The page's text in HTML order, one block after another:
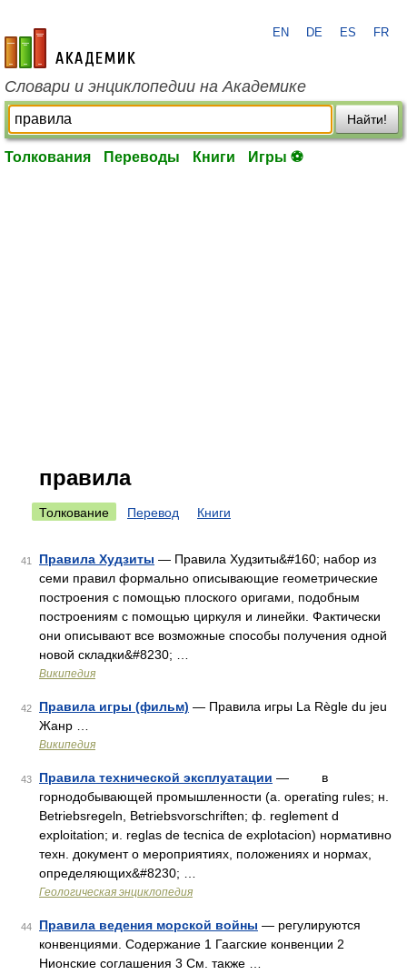
academic.ru
EN DE ES FR
Словари и энциклопедии на Академике
Найти!
Толкования Переводы Книги Игры ⚽
правила
Толкование Перевод Книги
41 Правила Худзиты — Правила Худзиты&#160; набор из
семи правил формально описывающие геометрические
построения с помощью плоского оригами, подобным
построениям с помощью циркуля и линейки. Фактически
они описывают все возможные способы получения одной
новой складки&#8230; …
Википедия
42 Правила игры (фильм) — Правила игры La Règle du jeu
Жанр …
Википедия
43 Правила технической эксплуатации — в
горнодобывающей промышленности (a. operating rules; н.
Betriebsregeln, Betriebsvorschriften; ф. reglement d
exploitation; и. reglas de tecnica de explotacion) нормативно
техн. документ о мероприятиях, положениях и нормах,
определяющих&#8230; …
Геологическая энциклопедия
44 Правила ведения морской войны — регулируются
конвенциями. Содержание 1 Гаагские конвенции 2
Нионские соглашения 3 См. также …